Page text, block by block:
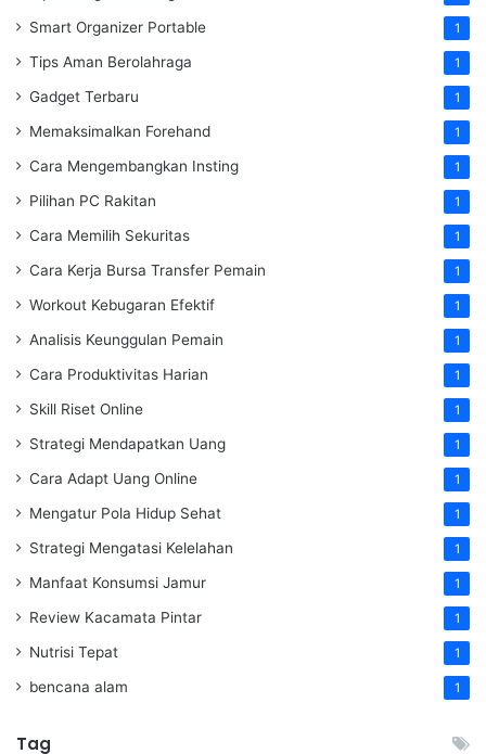
Smart Organizer Portable 1
Tips Aman Berolahraga 1
Gadget Terbaru 1
Memaksimalkan Forehand 1
Cara Mengembangkan Insting 1
Pilihan PC Rakitan 1
Cara Memilih Sekuritas 1
Cara Kerja Bursa Transfer Pemain 1
Workout Kebugaran Efektif 1
Analisis Keunggulan Pemain 1
Cara Produktivitas Harian 1
Skill Riset Online 1
Strategi Mendapatkan Uang 1
Cara Adapt Uang Online 1
Mengatur Pola Hidup Sehat 1
Strategi Mengatasi Kelelahan 1
Manfaat Konsumsi Jamur 1
Review Kacamata Pintar 1
Nutrisi Tepat 1
bencana alam 1
Tag